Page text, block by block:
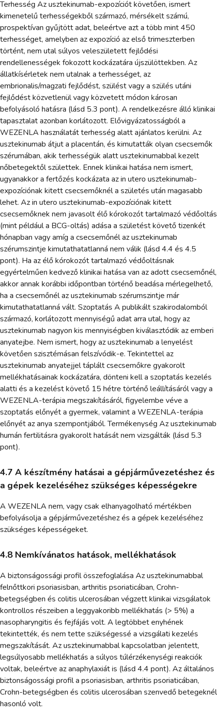
Terhesség Az usztekinumab-expozíciót követően, ismert
kimenetelű terhességekből származó, mérsékelt számú,
prospektívan gyűjtött adat, beleértve azt a több mint 450
terhességet, amelyben az expozíció az első trimeszterben
történt, nem utal súlyos veleszületett fejlődési
rendellenességek fokozott kockázatára újszülöttekben. Az
állatkísérletek nem utalnak a terhességet, az
embrionalis/magzati fejlődést, szülést vagy a szülés utáni
fejlődést közvetlenül vagy közvetett módon károsan
befolyásoló hatásra (lásd 5.3 pont). A rendelkezésre álló klinikai
tapasztalat azonban korlátozott. Elővigyázatosságból a
WEZENLA használatát terhesség alatt ajánlatos kerülni. Az
usztekinumab átjut a placentán, és kimutatták olyan csecsemők
szérumában, akik terhességük alatt usztekinumabbal kezelt
nőbetegektől születtek. Ennek klinikai hatása nem ismert,
ugyanakkor a fertőzés kockázata az in utero usztekinumab-
expozíciónak kitett csecsemőknél a születés után magasabb
lehet. Az in utero usztekinumab-expozíciónak kitett
csecsemőknek nem javasolt élő kórokozót tartalmazó védőoltás
(mint például a BCG-oltás) adása a születést követő tizenkét
hónapban vagy amíg a csecsemőnél az usztekinumab
szérumszintje kimutathatatlanná nem válik (lásd 4.4 és 4.5
pont). Ha az élő kórokozót tartalmazó védőoltásnak
egyértelműen kedvező klinikai hatása van az adott csecsemőnél,
akkor annak korábbi időpontban történő beadása mérlegelhető,
ha a csecsemőnél az usztekinumab szérumszintje már
kimutathatatlanná vált. Szoptatás A publikált szakirodalomból
származó, korlátozott mennyiségű adat arra utal, hogy az
usztekinumab nagyon kis mennyiségben kiválasztódik az emberi
anyatejbe. Nem ismert, hogy az usztekinumab a lenyelést
követően szisztémásan felszívódik-e. Tekintettel az
usztekinumab anyatejjel táplált csecsemőkre gyakorolt
mellékhatásainak kockázatára, dönteni kell a szoptatás kezelés
alatti és a kezelést követő 15 hétre történő leállításáról vagy a
WEZENLA-terápia megszakításáról, figyelembe véve a
szoptatás előnyét a gyermek, valamint a WEZENLA-terápia
előnyét az anya szempontjából. Termékenység Az usztekinumab
humán fertilitásra gyakorolt hatását nem vizsgálták (lásd 5.3
pont).
4.7 A készítmény hatásai a gépjárművezetéshez és
a gépek kezeléséhez szükséges képességekre
A WEZENLA nem, vagy csak elhanyagolható mértékben
befolyásolja a gépjárművezetéshez és a gépek kezeléséhez
szükséges képességeket.
4.8 Nemkívánatos hatások, mellékhatások
A biztonságossági profil összefoglalása Az usztekinumabbal
felnőttkori psoriasisban, arthritis psoriaticában, Crohn-
betegségben és colitis ulcerosában végzett klinikai vizsgálatok
kontrollos részeiben a leggyakoribb mellékhatás (> 5%) a
nasopharyngitis és fejfájás volt. A legtöbbet enyhének
tekintették, és nem tette szükségessé a vizsgálati kezelés
megszakítását. Az usztekinumabbal kapcsolatban jelentett,
legsúlyosabb mellékhatás a súlyos túlérzékenységi reakciók
voltak, beleértve az anaphylaxiát is (lásd 4.4 pont). Az általános
biztonságossági profil a psoriasisban, arthritis psoriaticában,
Crohn-betegségben és colitis ulcerosában szenvedő betegeknél
hasonló volt.